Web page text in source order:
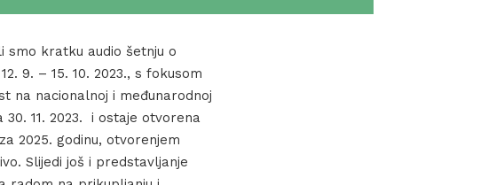
smo kratku audio šetnju o
9. – 15. 10. 2023., s fokusom
na nacionalnoj i međunarodnoj
11. 2023. i ostaje otvorena
2025. godinu, otvorenjem
Slijedi još i predstavljanje